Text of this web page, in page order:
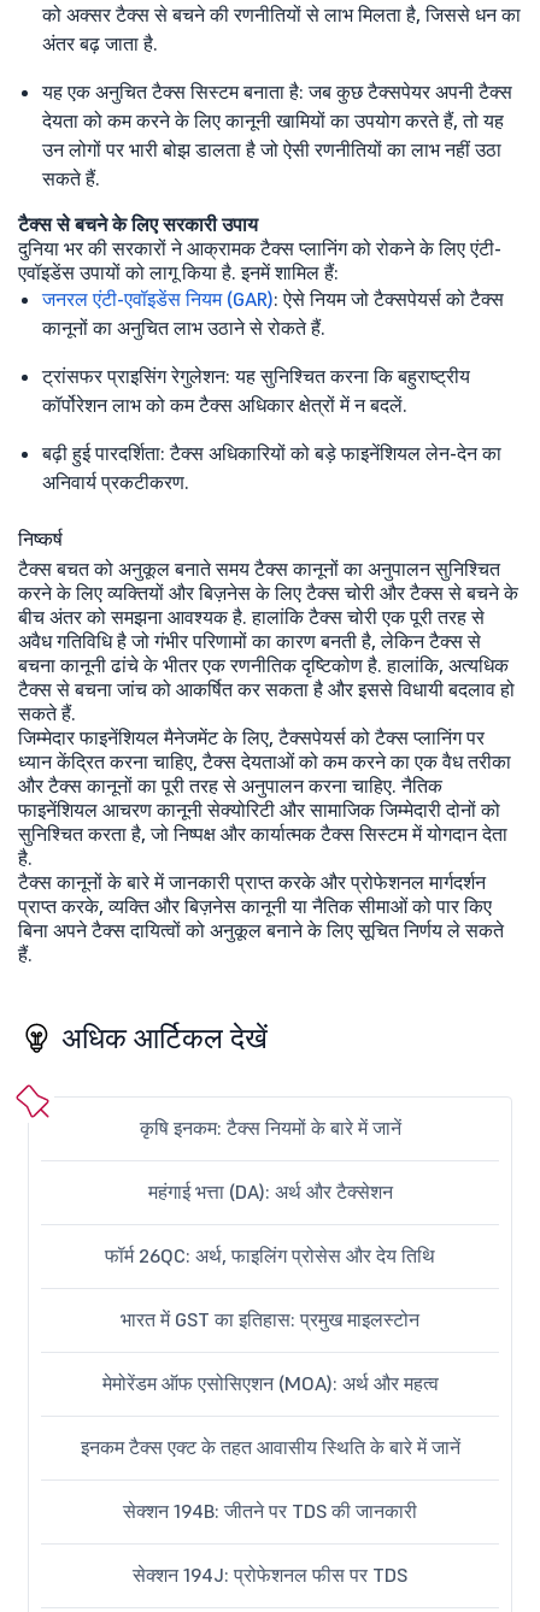
को अक्सर टैक्स से बचने की रणनीतियों से लाभ मिलता है, जिससे धन का
अंतर बढ़ जाता है.
यह एक अनुचित टैक्स सिस्टम बनाता है: जब कुछ टैक्सपेयर अपनी टैक्स
देयता को कम करने के लिए कानूनी खामियों का उपयोग करते हैं, तो यह
उन लोगों पर भारी बोझ डालता है जो ऐसी रणनीतियों का लाभ नहीं उठा
सकते हैं.
टैक्स से बचने के लिए सरकारी उपाय
दुनिया भर की सरकारों ने आक्रामक टैक्स प्लानिंग को रोकने के लिए एंटी-
एवॉइडेंस उपायों को लागू किया है. इनमें शामिल हैं:
जनरल एंटी-एवॉइडेंस नियम (GAR): ऐसे नियम जो टैक्सपेयर्स को टैक्स
कानूनों का अनुचित लाभ उठाने से रोकते हैं.
ट्रांसफर प्राइसिंग रेगुलेशन: यह सुनिश्चित करना कि बहुराष्ट्रीय
कॉर्पोरेशन लाभ को कम टैक्स अधिकार क्षेत्रों में न बदलें.
बढ़ी हुई पारदर्शिता: टैक्स अधिकारियों को बड़े फाइनेंशियल लेन-देन का
अनिवार्य प्रकटीकरण.
निष्कर्ष
टैक्स बचत को अनुकूल बनाते समय टैक्स कानूनों का अनुपालन सुनिश्चित
करने के लिए व्यक्तियों और बिज़नेस के लिए टैक्स चोरी और टैक्स से बचने के
बीच अंतर को समझना आवश्यक है. हालांकि टैक्स चोरी एक पूरी तरह से
अवैध गतिविधि है जो गंभीर परिणामों का कारण बनती है, लेकिन टैक्स से
बचना कानूनी ढांचे के भीतर एक रणनीतिक दृष्टिकोण है. हालांकि, अत्यधिक
टैक्स से बचना जांच को आकर्षित कर सकता है और इससे विधायी बदलाव हो
सकते हैं.
जिम्मेदार फाइनेंशियल मैनेजमेंट के लिए, टैक्सपेयर्स को टैक्स प्लानिंग पर
ध्यान केंद्रित करना चाहिए, टैक्स देयताओं को कम करने का एक वैध तरीका
और टैक्स कानूनों का पूरी तरह से अनुपालन करना चाहिए. नैतिक
फाइनेंशियल आचरण कानूनी सेक्योरिटी और सामाजिक जिम्मेदारी दोनों को
सुनिश्चित करता है, जो निष्पक्ष और कार्यात्मक टैक्स सिस्टम में योगदान देता
है.
टैक्स कानूनों के बारे में जानकारी प्राप्त करके और प्रोफेशनल मार्गदर्शन
प्राप्त करके, व्यक्ति और बिज़नेस कानूनी या नैतिक सीमाओं को पार किए
बिना अपने टैक्स दायित्वों को अनुकूल बनाने के लिए सूचित निर्णय ले सकते
हैं.
अधिक आर्टिकल देखें
कृषि इनकम: टैक्स नियमों के बारे में जानें
महंगाई भत्ता (DA): अर्थ और टैक्सेशन
फॉर्म 26QC: अर्थ, फाइलिंग प्रोसेस और देय तिथि
भारत में GST का इतिहास: प्रमुख माइलस्टोन
मेमोरेंडम ऑफ एसोसिएशन (MOA): अर्थ और महत्व
इनकम टैक्स एक्ट के तहत आवासीय स्थिति के बारे में जानें
सेक्शन 194B: जीतने पर TDS की जानकारी
सेक्शन 194J: प्रोफेशनल फीस पर TDS